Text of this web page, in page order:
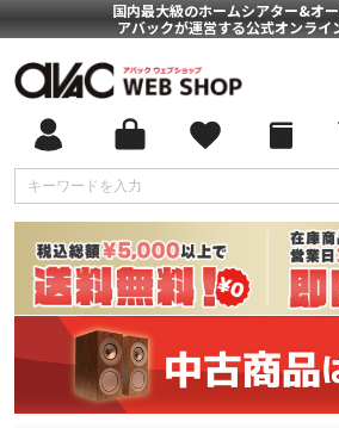
国内最大級のホームシアター&オ
アバックが運営する公式オンライ